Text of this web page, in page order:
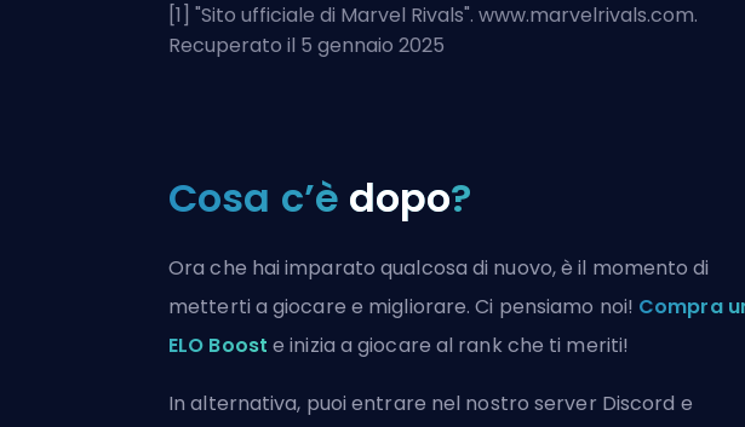
[1] "Sito ufficiale di Marvel Rivals". www.marvelrivals.com.
Recuperato il 5 gennaio 2025
Cosa c’è dopo?
Ora che hai imparato qualcosa di nuovo, è il momento di
metterti a giocare e migliorare. Ci pensiamo noi! Compra
ELO Boost e inizia a giocare al rank che ti meriti!
In alternativa, puoientrare nel nostro server Discord e